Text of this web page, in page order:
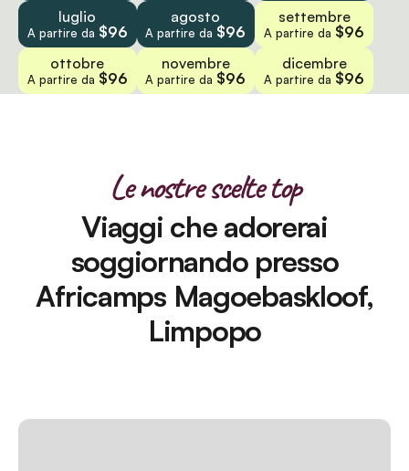
luglio
A partire da $96
agosto
A partire da $96
settembre
A partire da $96
ottobre
A partire da $96
novembre
A partire da $96
dicembre
A partire da $96
Le nostre scelte top
Viaggi che adorerai
soggiornando presso
Africamps Magoebaskloof,
Limpopo